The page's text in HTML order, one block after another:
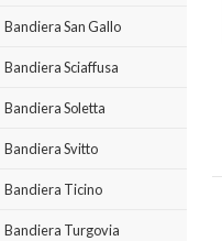
Bandiera San Gallo
Bandiera Sciaffusa
Bandiera Soletta
Bandiera Svitto
Bandiera Ticino
Bandiera Turgovia